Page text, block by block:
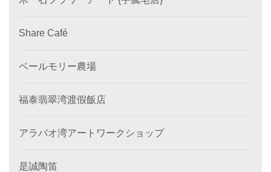
Share Café
ベールモリー農場
福泰翡翠湾渡假飯店
アラバオ湾アートワークショップ
是誠陶笛